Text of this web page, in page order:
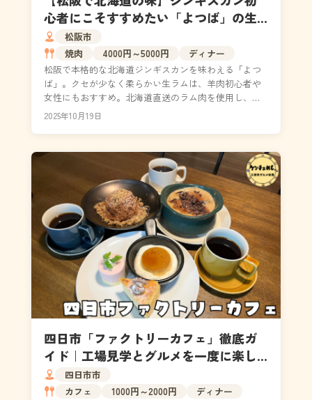
心者にこそすすめたい「よつば」の生
ラム体験
松阪市
焼肉
4000円～5000円
ディナー
松阪で本格的な北海道ジンギスカンを味わえる「よつ
ば」。クセが少なく柔らかい生ラムは、羊肉初心者や
女性にもおすすめ。北海道直送のラム肉を使用し、ジ
ンギスカン文化の再現にこだわる店主の情熱が光りま
2025年10月19日
四日市「ファクトリーカフェ」徹底ガ
イド｜工場見学とグルメを一度に楽し
める特別なカフェ
四日市市
カフェ
1000円～2000円
ディナー